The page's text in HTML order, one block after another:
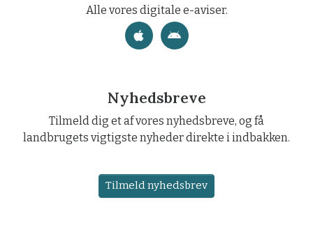
Alle vores digitale e-aviser.
Nyhedsbreve
Tilmeld dig et af vores nyhedsbreve, og få
landbrugets vigtigste nyheder direkte i indbakken.
Tilmeld nyhedsbrev